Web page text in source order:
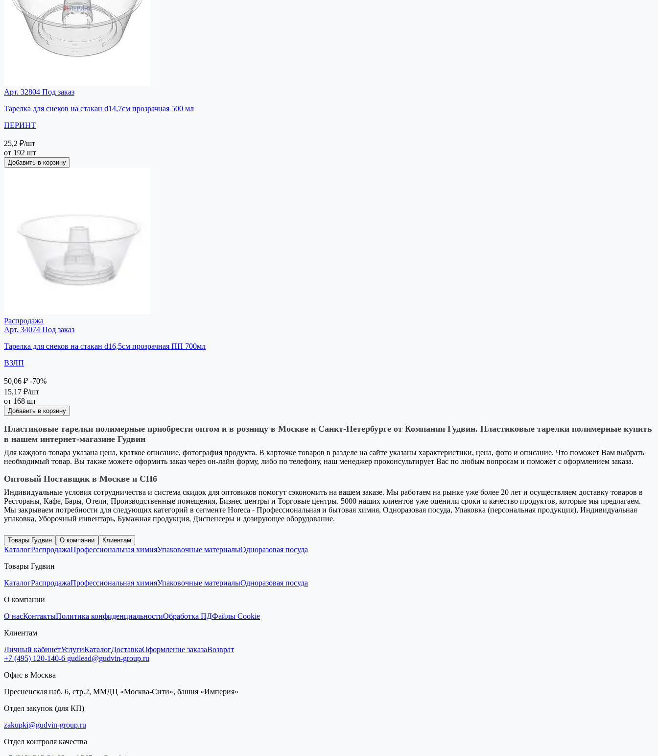
Арт. 32804 Под заказ
Тарелка для снеков на стакан d14,7см прозрачная 500 мл
ПЕРИНТ
25,2 ₽/шт
от 192 шт
Добавить в корзину
Распродажа
Арт. 34074 Под заказ
Тарелка для снеков на стакан d16,5см прозрачная ПП 700мл
ВЗЛП
50,06 ₽ -70%
15,17 ₽/шт
от 168 шт
Добавить в корзину
Пластиковые тарелки полимерные приобрести оптом и в розницу в Москве и Санкт-Петербурге от Компании Гудвин. Пластиковые тарелки полимерные купить
в нашем интернет-магазине Гудвин
Для каждого товара указана цена, краткое описание, фотография продукта. В карточке товаров в разделе на сайте указаны характеристики, цена, фото и описание. Что поможет Вам выбрать
необходимый товар. Вы также можете оформить заказ через он-лайн форму, либо по телефону, наш менеджер проконсультирует Вас по любым вопросам и поможет с оформлением заказа.
Оптовый Поставщик в Москве и СПб
Индивидуальные условия сотрудничества и система скидок для оптовиков помогут сэкономить на вашем заказе. Мы работаем на рынке уже более 20 лет и осуществляем доставку товаров в
Рестораны, Кафе, Бары, Отели, Производственные помещения, Бизнес центры и Торговые центры. 5000 наших клиентов уже оценили сроки и качество продуктов, которые мы предлагаем.
Мы закрываем потребности для следующих категорий в сегменте Horeca - Профессиональная и бытовая химия, Одноразовая посуда, Упаковка (персональная продукция), Индивидуальная
упаковка, Уборочный инвентарь, Бумажная продукция, Диспенсеры и дозирующее оборудование.
Товары Гудвин О компании Клиентам
КаталогРаспродажаПрофессиональная химияУпаковочные материалыОдноразовая посуда
Товары Гудвин
КаталогРаспродажаПрофессиональная химияУпаковочные материалыОдноразовая посуда
О компании
О насКонтактыПолитика конфиденциальностиОбработка ПДФайлы Cookie
Клиентам
Личный кабинетУслугиКаталогДоставкаОформление заказаВозврат
+7 (495) 120-140-6 gudlead@gudvin-group.ru
Офис в Москва
Пресненская наб. 6, стр.2, ММДЦ «Москва-Сити», башня «Империя»
Отдел закупок (для КП)
zakupki@gudvin-group.ru
Отдел контроля качества